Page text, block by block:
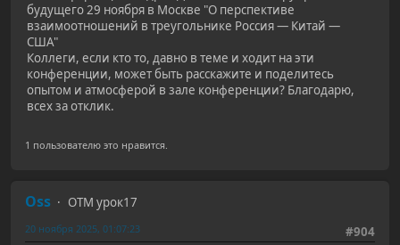
будущего 29 ноября в Москве "О перспективе
взаимоотношений в треугольнике Россия — Китай —
США"
Коллеги, если кто то, давно в теме и ходит на эти
конференции, может быть расскажите и поделитесь
опытом и атмосферой в зале конференции? Благодарю,
всех за отклик.
1 пользователю это нравится.
Oss
ОТМ урок17
#904
20 ноября 2025, 01:07:23